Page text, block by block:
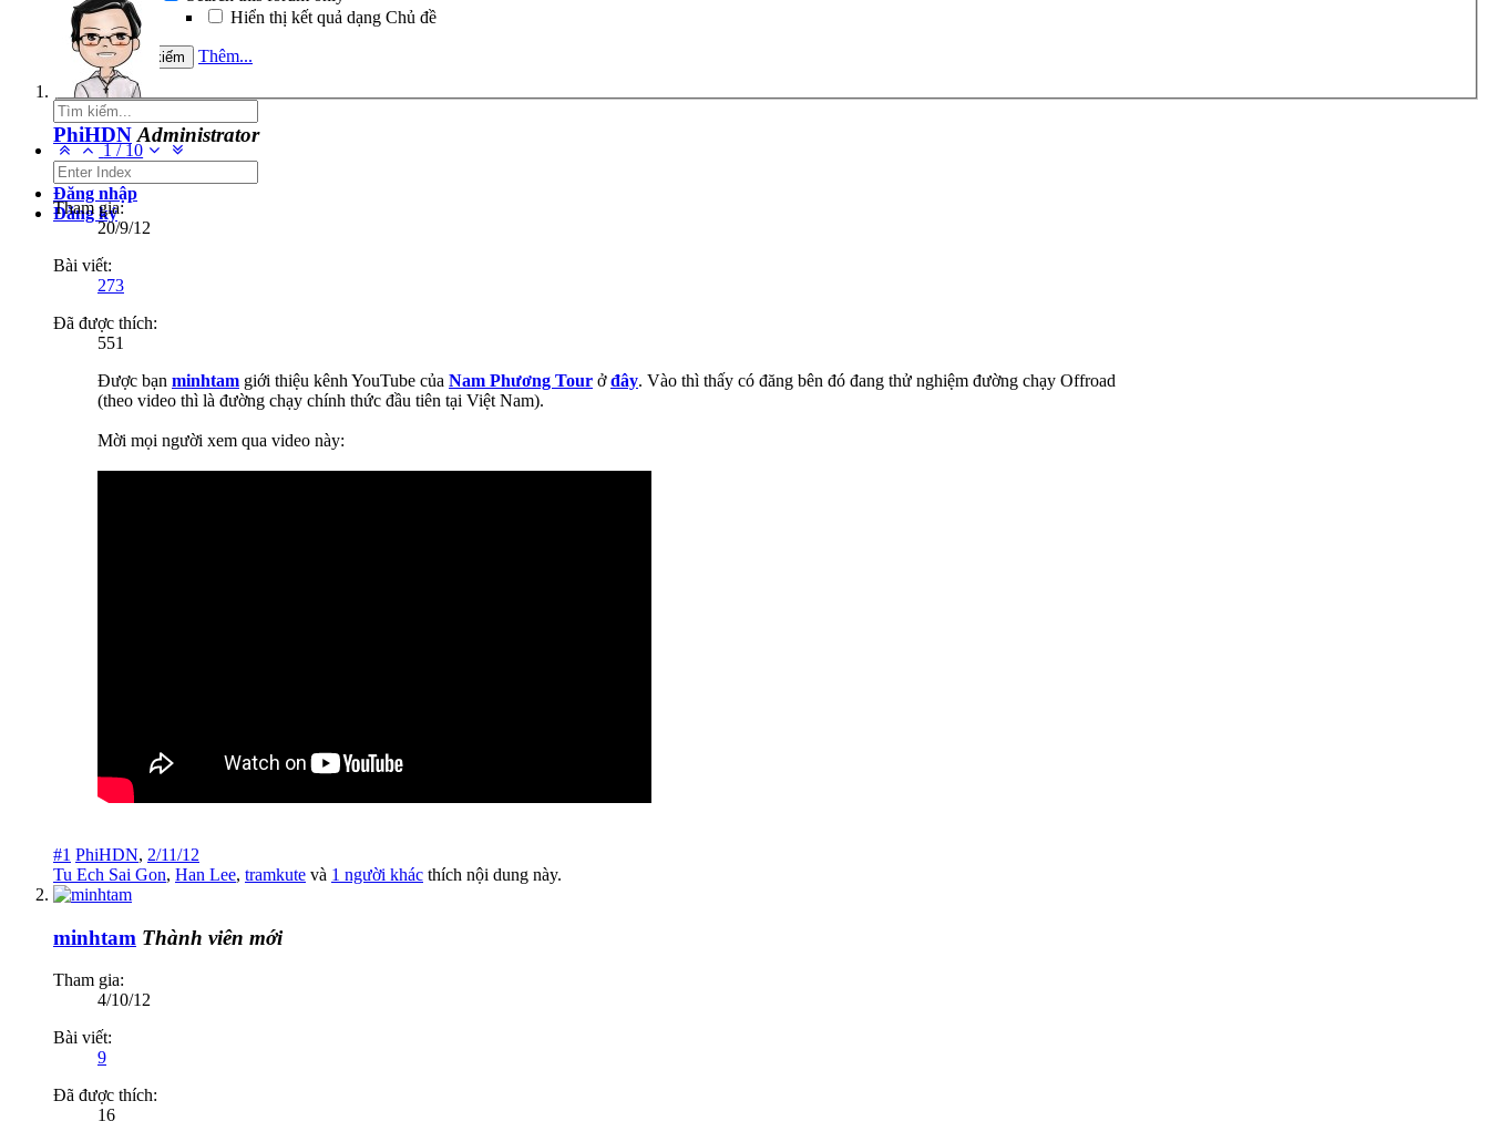
Hiển thị kết quả dạng Chủ đề
Thêm...
1/10
Đăng nhập
Đăng ký
PhiHDN Administrator
Tham gia:
20/9/12
Bài viết:
273
Đã được thích:
551
Được bạn minhtam giới thiệu kênh YouTube của Nam Phương Tour ởđây. Vào thì thấy có đăng bên đó đang thử nghiệm đường chạy Offroad
(theo video thì là đường chạy chính thức đầu tiên tại Việt Nam).
Mời mọi người xem qua video này:
#1 PhiHDN, 2/11/12
Tu Ech Sai Gon, Han Lee, tramkute và 1 người khác thích nội dung này.
minhtam Thành viên mới
Tham gia:
4/10/12
Bài viết:
9
Đã được thích:
16